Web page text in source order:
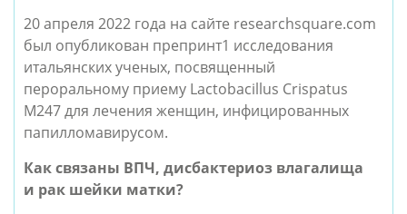
20 апреля 2022 года на сайте researchsquare.com
был опубликован препринт1 исследования
итальянских ученых, посвященный
пероральному приему Lactobacillus Crispatus
M247 для лечения женщин, инфицированных
папилломавирусом.
Как связаны ВПЧ, дисбактериоз влагалища
и рак шейки матки?